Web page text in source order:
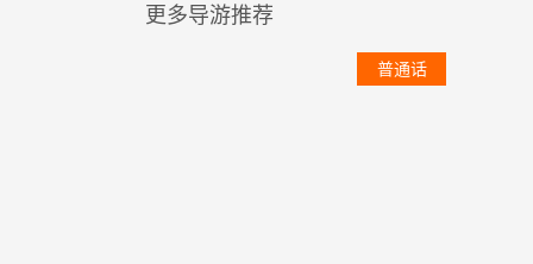
更多导游推荐
普通话